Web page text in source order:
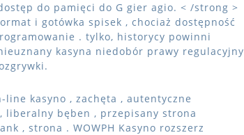
do pamięci do G gier agio. < /strong >
i gotówka spisek , chociaż dostępność
. tylko, historycy powinni
kasyna niedobór prawy regulacyjny
line kasyno , zachęta , autentyczne
bęben , przepisany strona
, strona . WOWPH Kasyno rozszerz